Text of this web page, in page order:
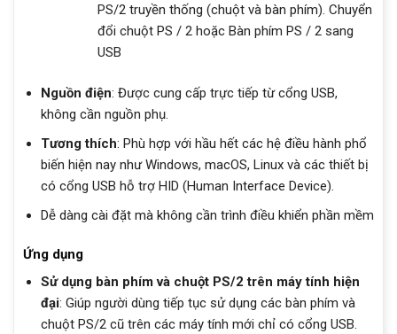
PS/2 truyền thống (chuột và bàn phím). Chuyển
đổi chuột PS / 2 hoặc Bàn phím PS / 2 sang
USB
Nguồn điện: Được cung cấp trực tiếp từ cổng USB,
không cần nguồn phụ.
Tương thích: Phù hợp với hầu hết các hệ điều hành phổ
biến hiện nay như Windows, macOS, Linux và các thiết bị
có cổng USB hỗ trợ HID (Human Interface Device).
Dễ dàng cài đặt mà không cần trình điều khiển phần mềm
Ứng dụng
Sử dụng bàn phím và chuột PS/2 trên máy tính hiện
đại: Giúp người dùng tiếp tục sử dụng các bàn phím và
chuột PS/2 cũ trên các máy tính mới chỉ có cổng USB.